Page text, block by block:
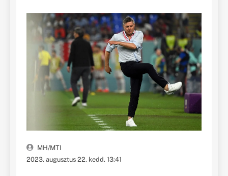
MH/MTI
2023. augusztus 22. kedd. 13:41